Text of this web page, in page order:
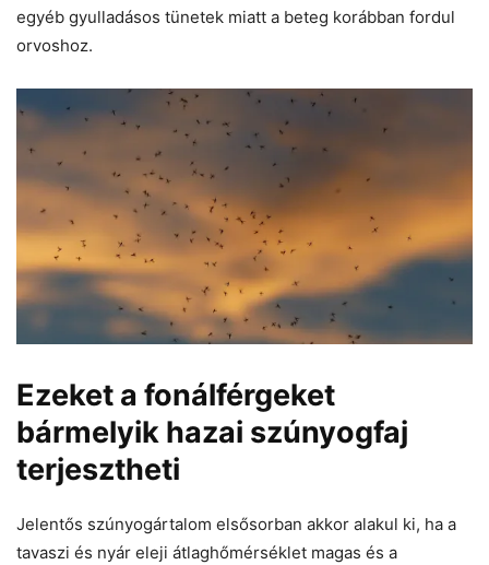
egyéb gyulladásos tünetek miatt a beteg korábban fordul
orvoshoz.
Ezeket a fonálférgeket
bármelyik hazai szúnyogfaj
terjesztheti
Jelentős szúnyogártalom elsősorban akkor alakul ki, ha a
tavaszi és nyár eleji átlaghőmérséklet magas és a